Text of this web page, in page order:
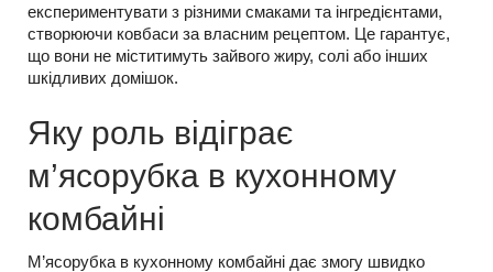
експериментувати з різними смаками та інгредієнтами,
створюючи ковбаси за власним рецептом. Це гарантує,
що вони не міститимуть зайвого жиру, солі або інших
шкідливих домішок.
Яку роль відіграє
м’ясорубка в кухонному
комбайні
М’ясорубка в кухонному комбайні дає змогу швидко